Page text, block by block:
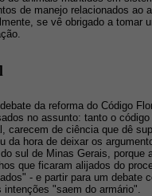
de manejo relacionados ao
se vê obrigado a tomar
da reforma do Código
no assunto: tanto o
carecem de ciência que dê
da hora de deixar os
sul de Minas Gerais, porque
que ficaram alijados do
- e partir para um debate
"saem do armário".